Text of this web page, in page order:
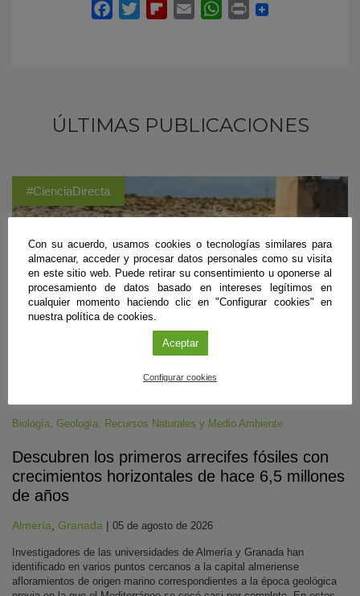
ÚLTIMAS PUBLICACIONES
#CienciaDirecta
Biología, Geología, Recursos Naturales y Medio Ambiente
Descubren los primeros arrecifes fósiles con
crecimientos horizontales de hace 6,5 millones
de años
Almería Granada | 05 de agosto de 2026
Investigadores de las universidades de Almería y Granada han
identificado en varios puntos cercanos a la capital almeriense
afloramientos de origen marino correspondientes a la época geológica
Con su acuerdo, usamos cookies o tecnologías similares para
almacenar, acceder y procesar datos personales como su visita
en este sitio web. Puede retirar su consentimiento u oponerse al
procesamiento de datos basado en intereses legítimos en
cualquier momento haciendo clic en "Configurar cookies" en
nuestra política de cookies.
Aceptar
Configurar cookies